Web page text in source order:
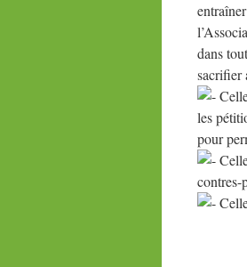
dans
sacrifier
les
pour
contres-